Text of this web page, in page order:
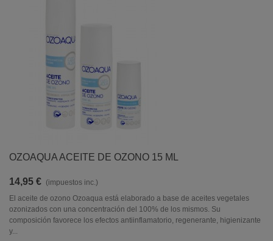
OZOAQUA ACEITE DE OZONO 15 ML
14,95 € (impuestos inc.)
El aceite de ozono Ozoaqua está elaborado a base de aceites vegetales
ozonizados con una concentración del 100% de los mismos. Su
composición favorece los efectos antiinflamatorio, regenerante, higienizante
y...